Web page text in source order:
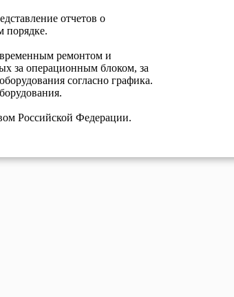
отчетов о
порядке.
ремонтом и
за операционным блоком, за
согласно графика.
Российской Федерации.